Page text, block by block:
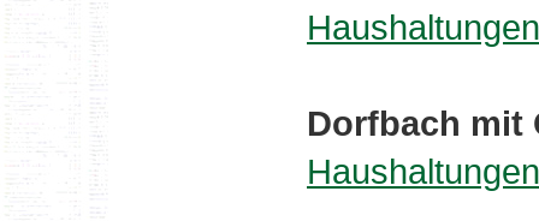
Dorfbach mit